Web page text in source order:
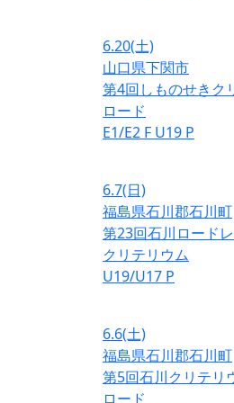
6.20(土)
山口県下関市
第4回しものせきク
ロード
E1/E2 F U19 P
6.7(日)
福島県石川郡石川町
第23回石川ロード
クリテリウム
U19/U17 P
6.6(土)
福島県石川郡石川町
第5回石川クリテリ
ロード